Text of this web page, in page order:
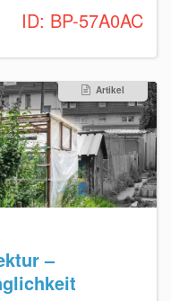
ID: BP-57A0AC
Artikel
–